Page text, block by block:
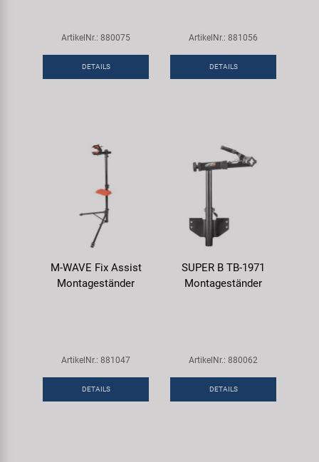
ArtikelNr.: 880075
DETAILS
ArtikelNr.: 881056
DETAILS
M-WAVE Fix Assist
Montageständer
ArtikelNr.: 881047
DETAILS
SUPER B TB-1971
Montageständer
ArtikelNr.: 880062
DETAILS